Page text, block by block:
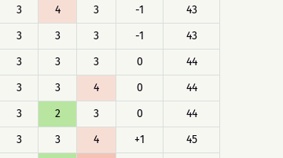
3 4 3 -1
43
3 3 3 -1
43
3 3 3 0
44
3 3 4 0
44
3 2 3 0
44
3 3 4 +1
45